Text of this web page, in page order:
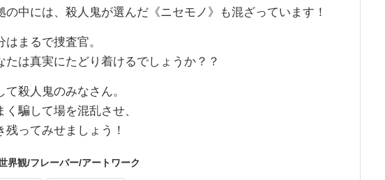
の中には、殺人鬼が選んだ《ニセモノ》も混ざっています！
はまるで捜査官。
たは真実にたどり着けるでしょうか？？
て殺人鬼のみなさん。
く騙して場を混乱させ、
残ってみせましょう！
界観/フレーバー/アートワーク